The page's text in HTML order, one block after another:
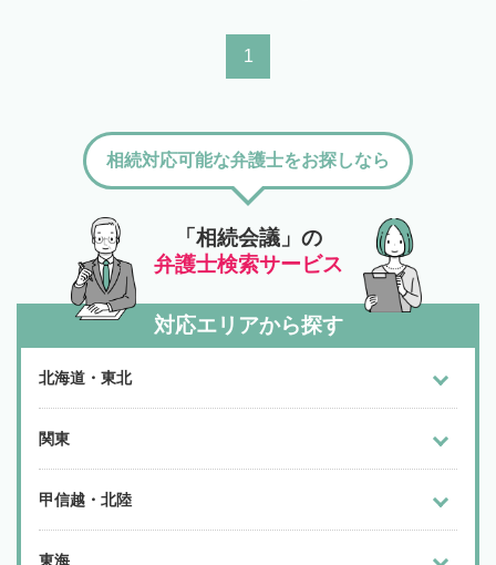
1
「相続会議」の
弁護士検索サービス
相続対応可能な弁護士をお探しなら
対応エリアから探す
北海道・東北
関東
甲信越・北陸
東海